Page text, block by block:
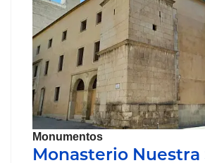
Monumentos
Monasterio Nuestra